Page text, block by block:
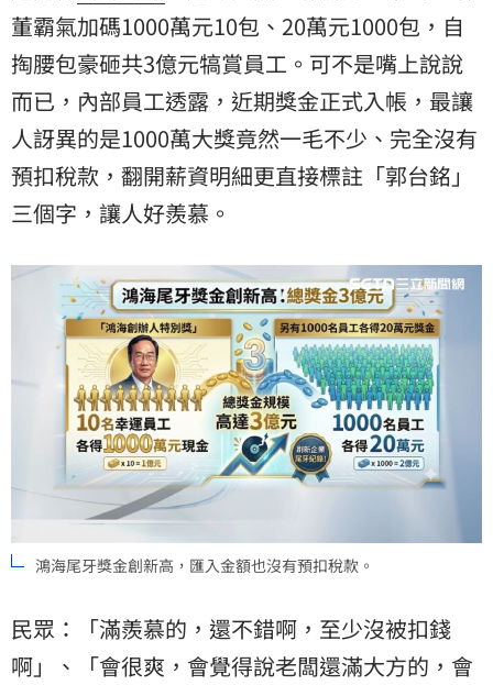
董霸氣加碼1000萬元10包、20萬元1000包，自
掏腰包豪砸共3億元犒賞員工。可不是嘴上說說
而已，內部員工透露，近期獎金正式入帳，最讓
人訝異的是1000萬大獎竟然一毛不少、完全沒有
預扣稅款，翻開薪資明細更直接標註「郭台銘」
三個字，讓人好羨慕。
鴻海尾牙獎金創新高，匯入金額也沒有預扣稅款。
民眾：「滿羨慕的，還不錯啊，至少沒被扣錢
啊」、「會很爽，會覺得說老闆還滿大方的，會